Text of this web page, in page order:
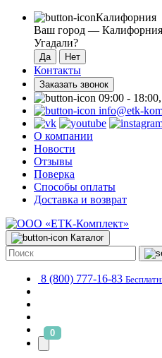
Калифорния
Ваш город — Калифорния
Угадали?
Контакты
Заказать звонок
09:00 -
info@etk-
О компании
Новости
Отзывы
Поверка
Способы оплаты
Доставка и возврат
Каталог
8 (800) 777-16-83
0